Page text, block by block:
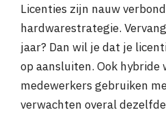
Licenties zijn nauw
hardwarestrategie.
jaar? Dan wil je dat je
op aansluiten. Ook hybride
medewerkers gebruiken
verwachten overal